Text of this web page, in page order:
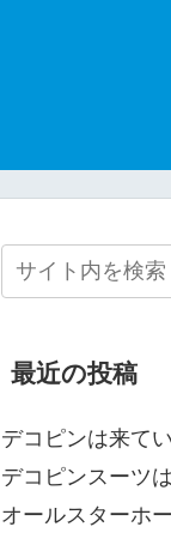
最近の投稿
デコピンは来て
デコピンスーツ
オールスターホ